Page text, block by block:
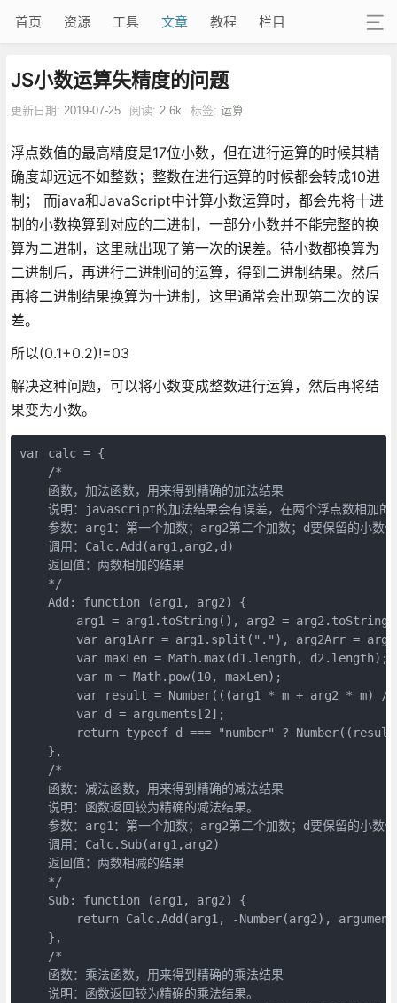
首页 资源 工具 文章 教程 栏目
JS小数运算失精度的问题
更新日期: 2019-07-25 阅读: 2.6k 标签: 运算
浮点数值的最高精度是17位小数，但在进行运算的时候其精
确度却远远不如整数；整数在进行运算的时候都会转成10进
制； 而java和JavaScript中计算小数运算时，都会先将十进
制的小数换算到对应的二进制，一部分小数并不能完整的换
算为二进制，这里就出现了第一次的误差。待小数都换算为
二进制后，再进行二进制间的运算，得到二进制结果。然后
再将二进制结果换算为十进制，这里通常会出现第二次的误
差。
所以(0.1+0.2)!=03
解决这种问题，可以将小数变成整数进行运算，然后再将结
果变为小数。
var calc = {
    /*
    函数，加法函数，用来得到精确的加法结果
说明：javascript的加法结果会有误差，在两个浮点数相加的
参数：arg1：第一个加数；arg2第二个加数；d要保留的小数
    调用：Calc.Add(arg1,arg2,d)
    返回值：两数相加的结果
    */
    Add: function (arg1, arg2) {
arg1 = arg1.toString(), arg2 =
var arg1Arr = arg1.split("."), arg2Arr =
        var maxLen = Math.max(d1.length, d2.length);
        var m = Math.pow(10, maxLen);
var result = Number(((arg1 * m + arg2 * m) /
        var d = arguments[2];
return typeof d === "number" ?
    },
    /*
    函数：减法函数，用来得到精确的减法结果
    说明：函数返回较为精确的减法结果。
参数：arg1：第一个加数；arg2第二个加数；d要保留的小数
    调用：Calc.Sub(arg1,arg2)
    返回值：两数相减的结果
    */
    Sub: function (arg1, arg2) {
return Calc.Add(arg1, -Number(arg2),
    },
    /*
    函数：乘法函数，用来得到精确的乘法结果
    说明：函数返回较为精确的乘法结果。